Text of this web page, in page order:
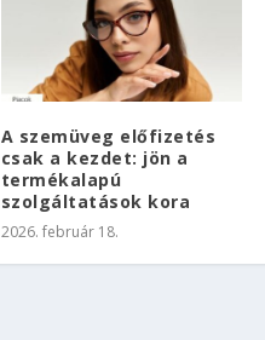
A szemüveg előfizetés
csak a kezdet: jön a
termékalapú
szolgáltatások kora
2026. február 18.